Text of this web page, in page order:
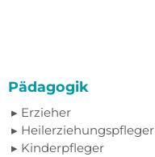
Pädagogik
Erzieher
Heilerziehungspfleger
Kinderpfleger